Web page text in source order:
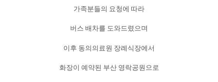
가족분들의 요청에 따라
버스 배차를 도와드렸으며
이후 동의의료원 장례식장에서
화장이 예약된 부산 영락공원으로